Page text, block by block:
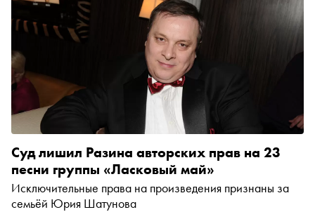
Суд лишил Разина авторских прав на 23
песни группы «Ласковый май»
Исключительные права на произведения признаны за
семьёй Юрия Шатунова